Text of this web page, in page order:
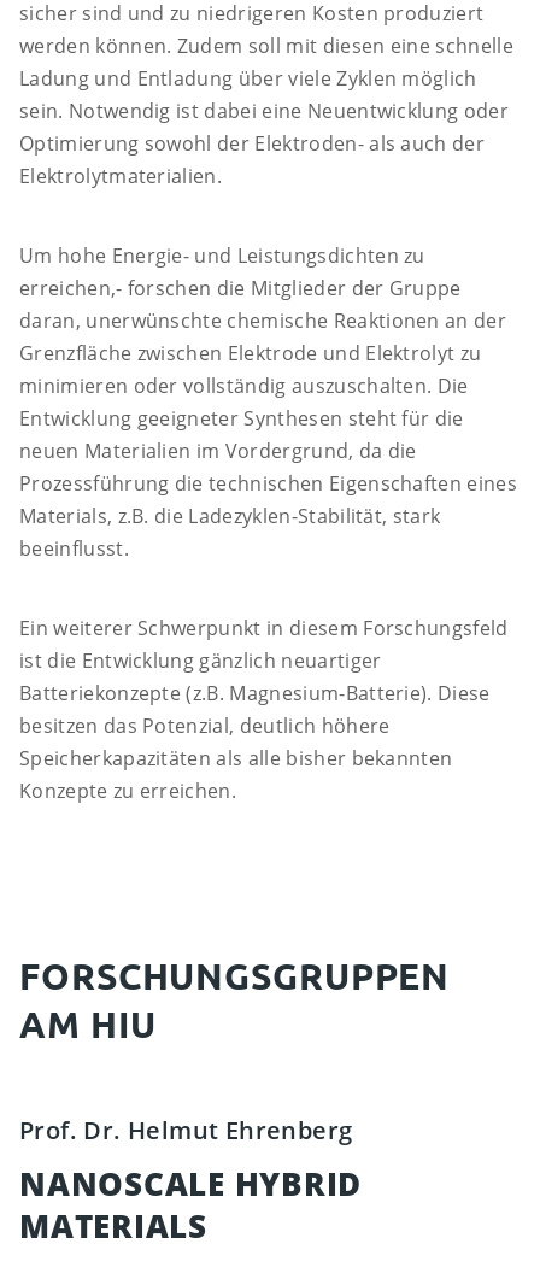
sicher sind und zu niedrigeren Kosten produziert
werden können. Zudem soll mit diesen eine schnelle
Ladung und Entladung über viele Zyklen möglich
sein. Notwendig ist dabei eine Neuentwicklung oder
Optimierung sowohl der Elektroden- als auch der
Elektrolytmaterialien.
Um hohe Energie- und Leistungsdichten zu
erreichen,- forschen die Mitglieder der Gruppe
daran, unerwünschte chemische Reaktionen an der
Grenzfläche zwischen Elektrode und Elektrolyt zu
minimieren oder vollständig auszuschalten. Die
Entwicklung geeigneter Synthesen steht für die
neuen Materialien im Vordergrund, da die
Prozessführung die technischen Eigenschaften eines
Materials, z.B. die Ladezyklen-Stabilität, stark
beeinflusst.
Ein weiterer Schwerpunkt in diesem Forschungsfeld
ist die Entwicklung gänzlich neuartiger
Batteriekonzepte (z.B. Magnesium-Batterie). Diese
besitzen das Potenzial, deutlich höhere
Speicherkapazitäten als alle bisher bekannten
Konzepte zu erreichen.
FORSCHUNGSGRUPPEN
AM HIU
Prof. Dr. Helmut Ehrenberg
NANOSCALE HYBRID
MATERIALS